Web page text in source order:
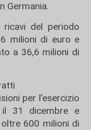
Germania.
ricavi del periodo
milioni di euro e
a 36,6 milioni di
per l’esercizio
il 31 dicembre e
600 milioni di